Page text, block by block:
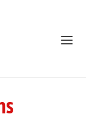
Åpne
meny